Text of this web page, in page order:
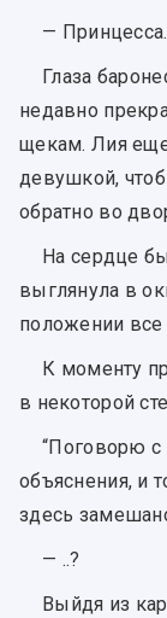
—
Глаза
недавно
щекам. Лия
девушкой,
обратно во
На сердце
выглянула в
положении все
К моменту
в некоторой
“Поговорю
объяснения, и
здесь
— ..?
Выйдя из